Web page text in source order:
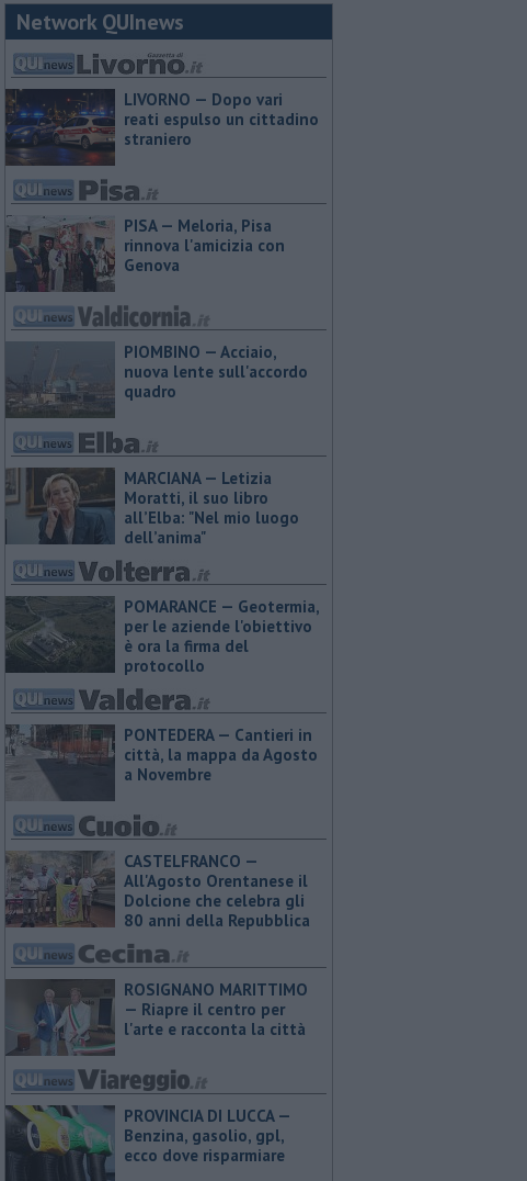
Network QUInews
LIVORNO — Dopo vari
reati espulso un cittadino
straniero
PISA — Meloria, Pisa
rinnova l'amicizia con
Genova
PIOMBINO — Acciaio,
nuova lente sull'accordo
quadro
MARCIANA — ​Letizia
Moratti, il suo libro
all’Elba: "Nel mio luogo
dell’anima"
POMARANCE — Geotermia,
per le aziende l'obiettivo
è ora la firma del
protocollo
PONTEDERA — Cantieri in
città, la mappa da Agosto
a Novembre
CASTELFRANCO —
All'Agosto Orentanese il
Dolcione che celebra gli
80 anni della Repubblica
ROSIGNANO MARITTIMO
— Riapre il centro per
l'arte e racconta la città
PROVINCIA DI LUCCA — ​
Benzina, gasolio, gpl,
ecco dove risparmiare